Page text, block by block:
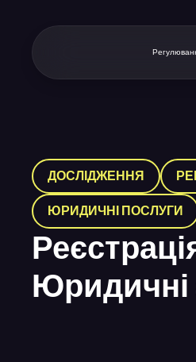
ДОСЛІДЖЕННЯ
ЮРИДИЧНІ ПОСЛУГИ
Юридичні